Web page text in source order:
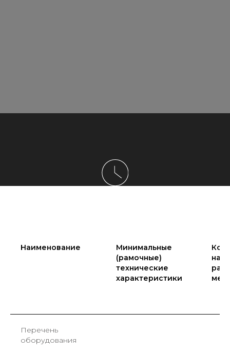
Наименование
Минимальные
(рамочные)
технические
характеристики
на 1
Перечень
оборудования